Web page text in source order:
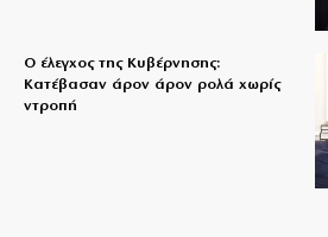
Ο έλεγχος της Κυβέρνησης:
Κατέβασαν άρον άρον ρολά χωρίς
ντροπή